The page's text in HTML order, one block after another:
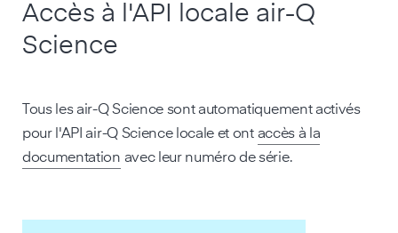
Accès à l'API locale air-Q
Science
Tous les air-Q Science sont automatiquement activés
pour l'API air-Q Science locale et ont accès à la
documentation avec leur numéro de série.